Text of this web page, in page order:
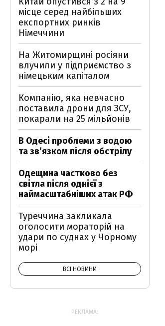
місце серед найбільших
експортних ринків
Німеччини
На Житомирщині росіяни
влучили у підприємство з
німецьким капіталом
Компанію, яка невчасно
поставила дрони для ЗСУ,
покарали на 25 мільйонів
В Одесі проблеми з водою
та звʼязком після обстрілу
Одещина частково без
світла після однієї з
наймасштабніших атак РФ
Туреччина закликала
оголосити мораторій на
удари по суднах у Чорному
морі
ВСІ НОВИНИ
РЕКЛАМА: